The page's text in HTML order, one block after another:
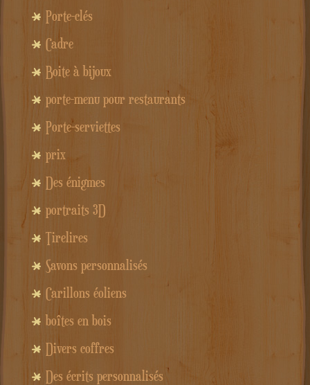
Porte-clés
Cadre
Boite à bijoux
porte-menu pour restaurants
Porte-serviettes
prix
Des énigmes
portraits 3D
Tirelires
Savons personnalisés
Carillons éoliens
boîtes en bois
Divers coffres
Des écrits personnalisés